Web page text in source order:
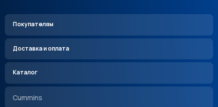
Покупателям
Доставка и оплата
Каталог
Cummins